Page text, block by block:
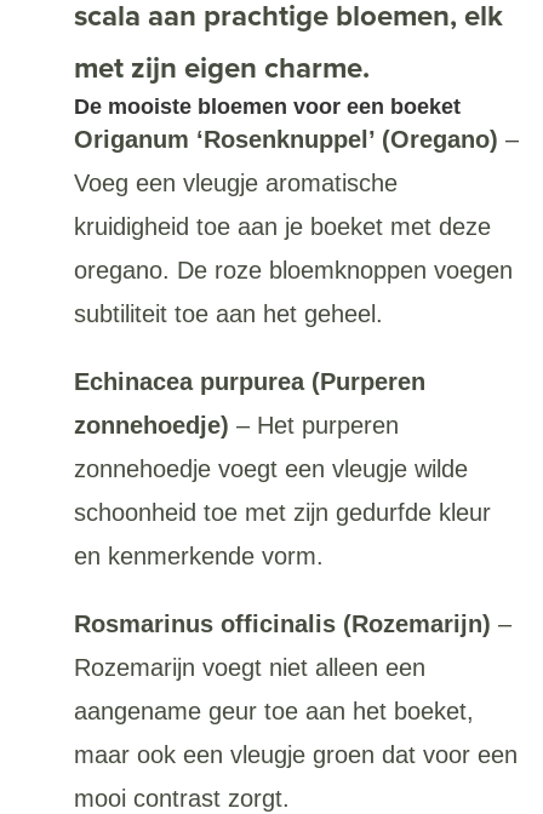
scala aan prachtige bloemen, elk
met zijn eigen charme.
De mooiste bloemen voor een boeket
Origanum ‘Rosenknuppel’ (Oregano) –
Voeg een vleugje aromatische
kruidigheid toe aan je boeket met deze
oregano. De roze bloemknoppen voegen
subtiliteit toe aan het geheel.
Echinacea purpurea (Purperen
zonnehoedje) – Het purperen
zonnehoedje voegt een vleugje wilde
schoonheid toe met zijn gedurfde kleur
en kenmerkende vorm.
Rosmarinus officinalis (Rozemarijn) –
Rozemarijn voegt niet alleen een
aangename geur toe aan het boeket,
maar ook een vleugje groen dat voor een
mooi contrast zorgt.